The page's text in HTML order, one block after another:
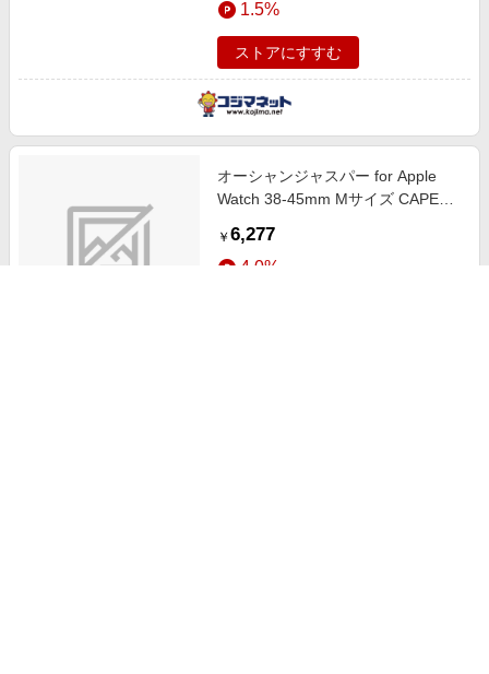
1.5%
ストアにすすむ
オーシャンジャスパー for Apple
Watch 38-45mm Mサイズ CAPE
CD23468AW
￥ 6,277
4.0%